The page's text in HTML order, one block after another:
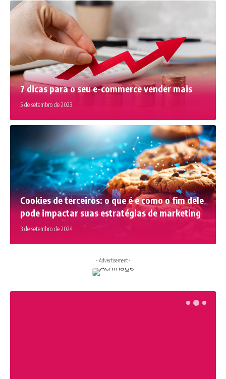
7 dicas para o seu e-commerce vender mais
5 de setembro de 2023
Cookies de terceiros: o que é e como o fim dele
pode impactar suas estratégias de marketing
3 de setembro de 2024
- Advertisement -